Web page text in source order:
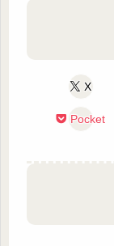
X
Pocket